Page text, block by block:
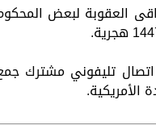
2026 فى شأن العفو عن باقى العقوبة لبعض
تليفوني مشترك
الأمريكية.